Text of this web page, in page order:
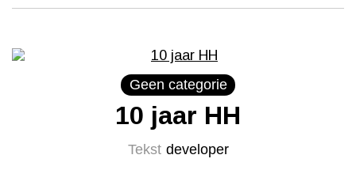
Geen categorie
10 jaar HH
Tekst developer